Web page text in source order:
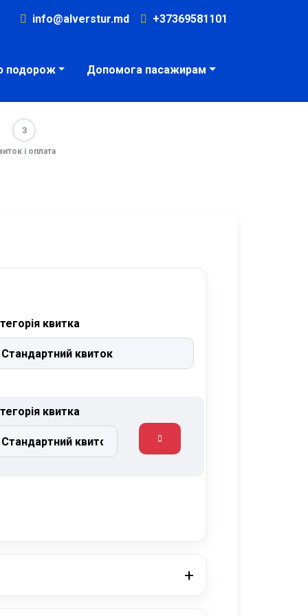
info@alverstur.md +37369581101
подорож Допомога пасажирам
3
і оплата
квитка
квитка